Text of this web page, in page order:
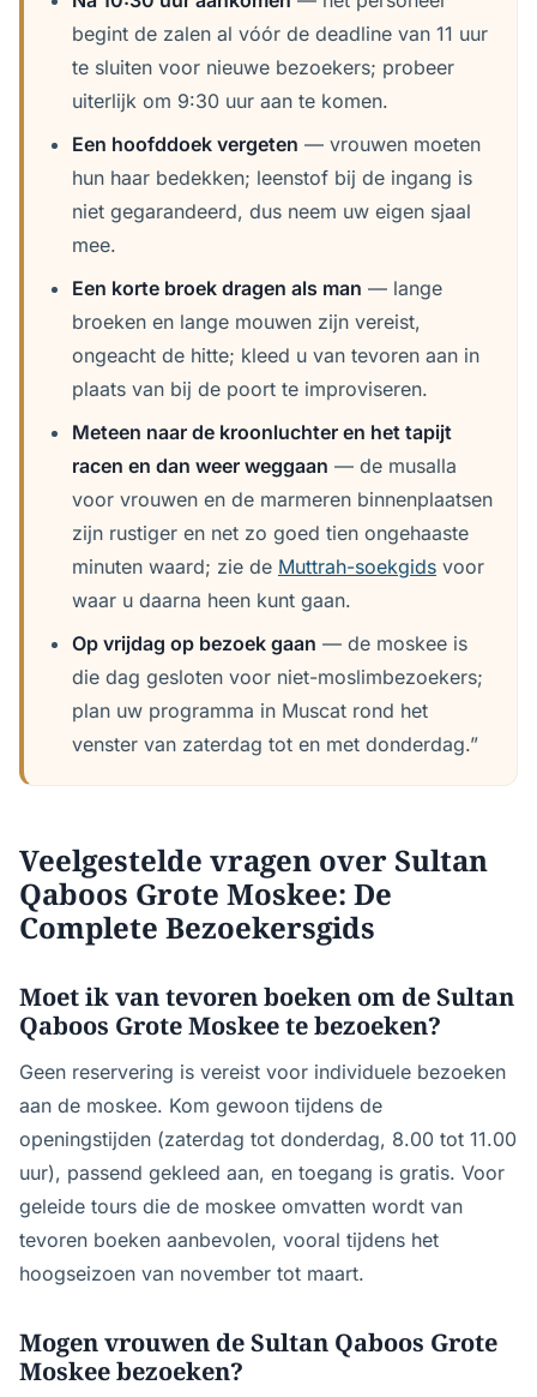
begint de zalen al vóór de deadline van 11 uur
te sluiten voor nieuwe bezoekers; probeer
uiterlijk om 9:30 uur aan te komen.
Een hoofddoek vergeten — vrouwen moeten
hun haar bedekken; leenstof bij de ingang is
niet gegarandeerd, dus neem uw eigen sjaal
mee.
Een korte broek dragen als man — lange
broeken en lange mouwen zijn vereist,
ongeacht de hitte; kleed u van tevoren aan in
plaats van bij de poort te improviseren.
Meteen naar de kroonluchter en het tapijt
racen en dan weer weggaan — de musalla
voor vrouwen en de marmeren binnenplaatsen
zijn rustiger en net zo goed tien ongehaaste
minuten waard; zie de Muttrah-soekgids voor
waar u daarna heen kunt gaan.
Op vrijdag op bezoek gaan — de moskee is
die dag gesloten voor niet-moslimbezoekers;
plan uw programma in Muscat rond het
venster van zaterdag tot en met donderdag.”
Veelgestelde vragen over Sultan
Qaboos Grote Moskee: De
Complete Bezoekersgids
Moet ik van tevoren boeken om de Sultan
Qaboos Grote Moskee te bezoeken?
Geen reservering is vereist voor individuele bezoeken
aan de moskee. Kom gewoon tijdens de
openingstijden (zaterdag tot donderdag, 8.00 tot 11.00
uur), passend gekleed aan, en toegang is gratis. Voor
geleide tours die de moskee omvatten wordt van
tevoren boeken aanbevolen, vooral tijdens het
hoogseizoen van november tot maart.
Mogen vrouwen de Sultan Qaboos Grote
Moskee bezoeken?